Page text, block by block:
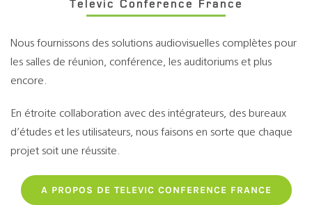
Televic Conference France
Nous fournissons des solutions audiovisuelles complètes pour
les salles de réunion, conférence, les auditoriums et plus
encore.
En étroite collaboration avec des intégrateurs, des bureaux
d’études et les utilisateurs, nous faisons en sorte que chaque
projet soit une réussite.
A PROPOS DE TELEVIC CONFERENCE FRANCE